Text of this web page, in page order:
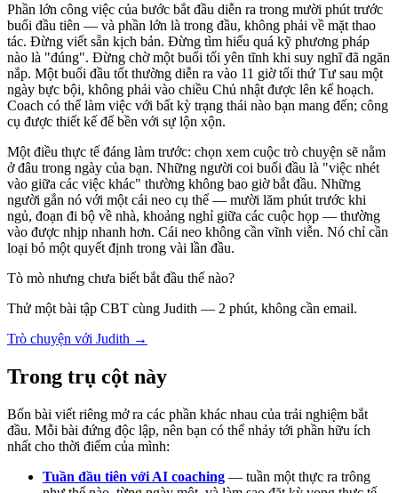
Phần lớn công việc của bước bắt đầu diễn ra trong mười phút trước
buổi đầu tiên — và phần lớn là trong đầu, không phải về mặt thao
tác. Đừng viết sẵn kịch bản. Đừng tìm hiểu quá kỹ phương pháp
nào là "đúng". Đừng chờ một buổi tối yên tĩnh khi suy nghĩ đã ngăn
nắp. Một buổi đầu tốt thường diễn ra vào 11 giờ tối thứ Tư sau một
ngày bực bội, không phải vào chiều Chủ nhật được lên kế hoạch.
Coach có thể làm việc với bất kỳ trạng thái nào bạn mang đến; công
cụ được thiết kế để bền với sự lộn xộn.
Một điều thực tế đáng làm trước: chọn xem cuộc trò chuyện sẽ nằm
ở đâu trong ngày của bạn. Những người coi buổi đầu là "việc nhét
vào giữa các việc khác" thường không bao giờ bắt đầu. Những
người gắn nó với một cái neo cụ thể — mười lăm phút trước khi
ngủ, đoạn đi bộ về nhà, khoảng nghỉ giữa các cuộc họp — thường
vào được nhịp nhanh hơn. Cái neo không cần vĩnh viễn. Nó chỉ cần
loại bỏ một quyết định trong vài lần đầu.
Tò mò nhưng chưa biết bắt đầu thế nào?
Thử một bài tập CBT cùng Judith — 2 phút, không cần email.
Trò chuyện với Judith →
Trong trụ cột này
Bốn bài viết riêng mở ra các phần khác nhau của trải nghiệm bắt
đầu. Mỗi bài đứng độc lập, nên bạn có thể nhảy tới phần hữu ích
nhất cho thời điểm của mình:
Tuần đầu tiên với AI coaching — tuần một thực ra trông